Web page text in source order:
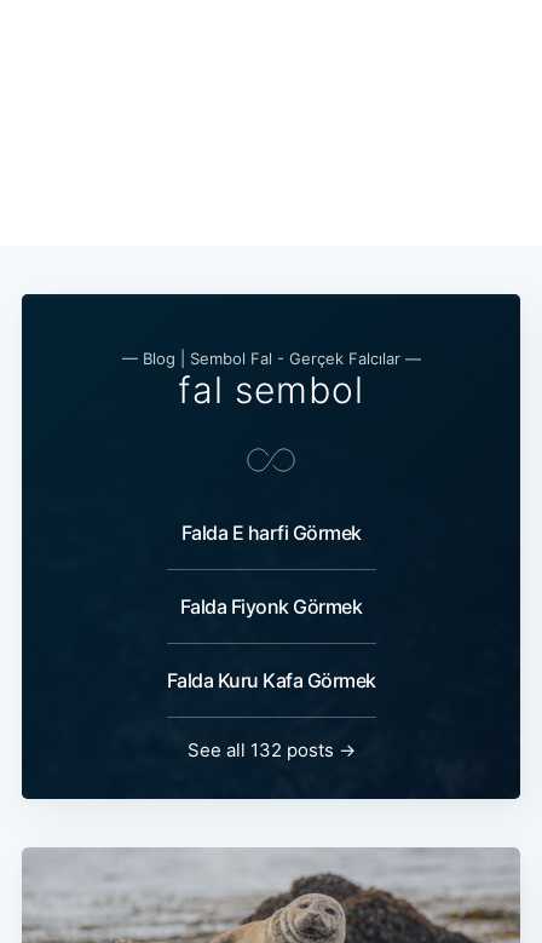
— Blog | Sembol Fal - Gerçek Falcılar —
fal sembol
Falda E harfi Görmek
Falda Fiyonk Görmek
Falda Kuru Kafa Görmek
See all 132 posts →